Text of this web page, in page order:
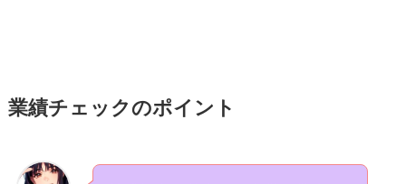
業績チェックのポイント